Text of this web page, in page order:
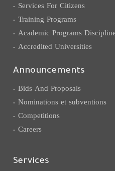
Services For Citizens
Training Programs
Academic Programs Discipline
Accredited Universities
Announcements
Bids And Proposals
Nominations et subventions
Competitions
Careers
Services